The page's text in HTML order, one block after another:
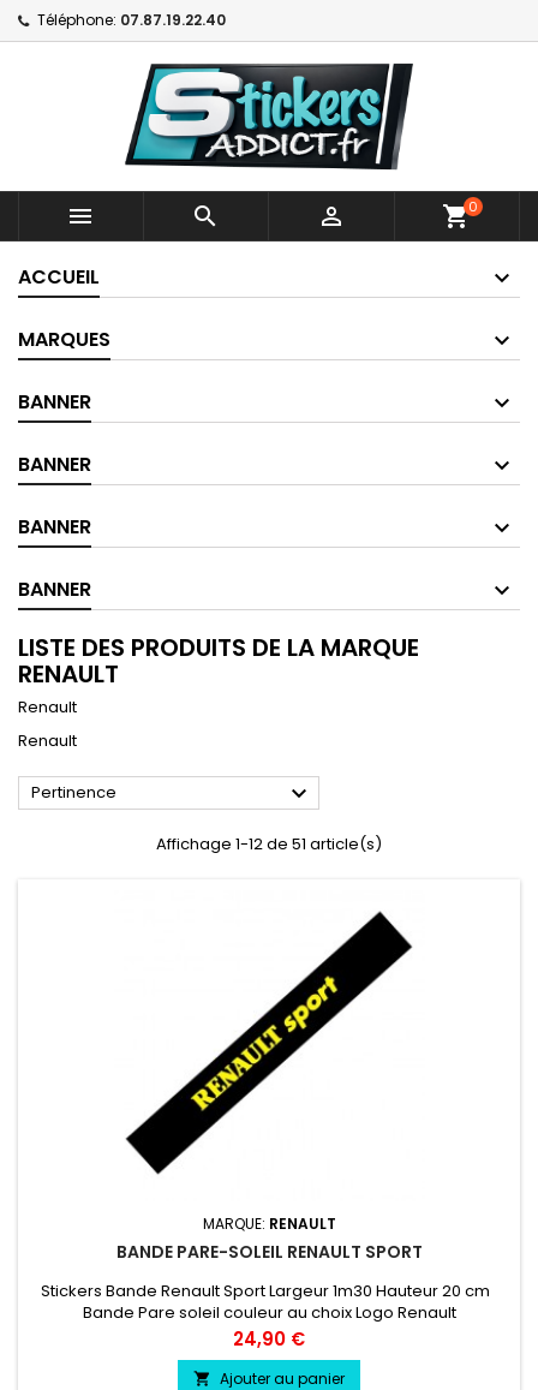
Téléphone: 07.87.19.22.40
   shopping_cart0
ACCUEIL
MARQUES
BANNER
BANNER
BANNER
BANNER
LISTE DES PRODUITS DE LA MARQUE
RENAULT
Renault
Renault
Pertinence 
Affichage 1-12 de 51 article(s)
MARQUE: RENAULT
BANDE PARE-SOLEIL RENAULT SPORT
Stickers Bande Renault Sport Largeur 1m30 Hauteur 20 cm
Bande Pare soleil couleur au choix Logo Renault
Sport couleur au choix
Prix
24,90 €
 Ajouter au panier